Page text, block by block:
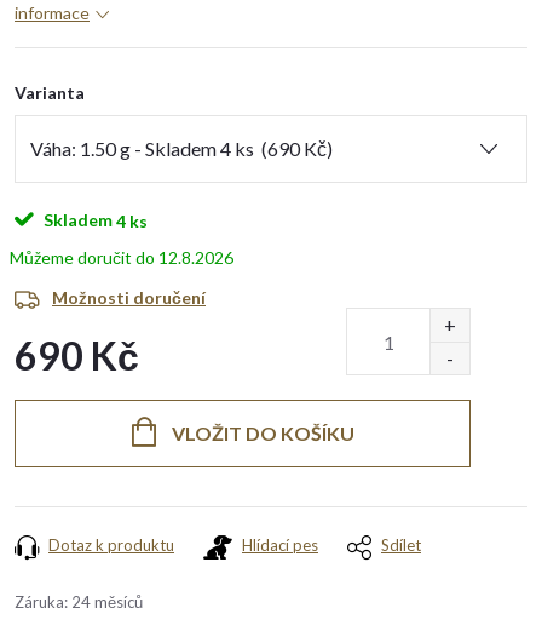
informace
Varianta
Skladem4 ks
12.8.2026
Možnosti doručení
690 Kč
VLOŽIT DO KOŠÍKU
Dotaz k produktu Hlídací pes Sdílet
Záruka: 24 měsíců